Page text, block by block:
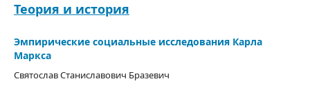
Теория и история
Эмпирические социальные исследования Карла
Маркса
Святослав Станиславович Бразевич